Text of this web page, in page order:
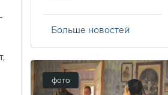
Больше новостей
фото